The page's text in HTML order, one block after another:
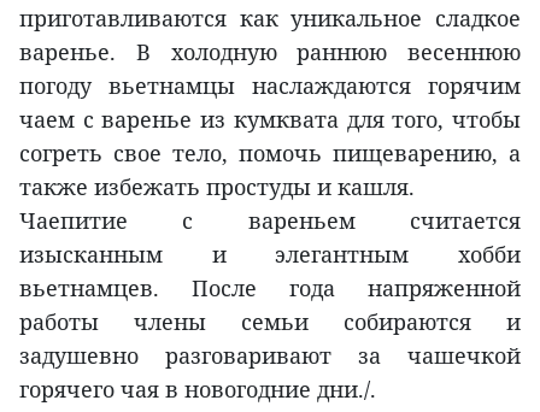
приготавливаются как уникальное сладкое
варенье. В холодную раннюю весеннюю
погоду вьетнамцы наслаждаются горячим
чаем с варенье из кумквата для того, чтобы
согреть свое тело, помочь пищеварению, а
также избежать простуды и кашля.
Чаепитие с вареньем считается
изысканным и элегантным хобби
вьетнамцев. После года напряженной
работы члены семьи собираются и
задушевно разговаривают за чашечкой
горячего чая в новогодние дни./.